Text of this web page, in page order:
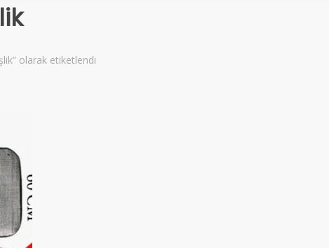
olarak etiketlendi